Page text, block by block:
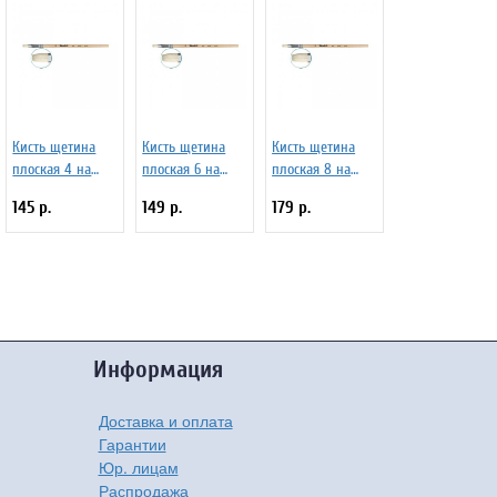
Кисть щетина
плоская 4 на
покрытой лаком
Серия 1622 ЖЩ2-
145 р.
Кисть щетина
плоская 6 на
покрытой лаком
Серия 1622 ЖЩ2-
149 р.
Кисть щетина
плоская 8 на
покрытой лаком
Серия 1622 ЖЩ2-
179 р.
Информация
Доставка и оплата
Гарантии
Юр. лицам
Распродажа